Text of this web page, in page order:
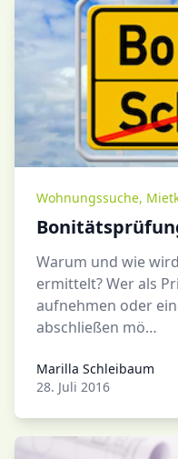
Wohnungssuche,
Warum und wie
ermittelt? Wer als
aufnehmen oder
abschließen mö…
Marilla Schleibaum
Marilla Schleibaum
28. Juli 2016